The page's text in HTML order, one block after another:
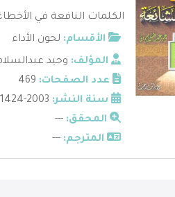
الكلمات النافعة في
الأقسام: لحون الأداء
المؤلف: وحيد
عدد الصفحات:
سنة النشر:
المحقق: ---
المترجم: ---